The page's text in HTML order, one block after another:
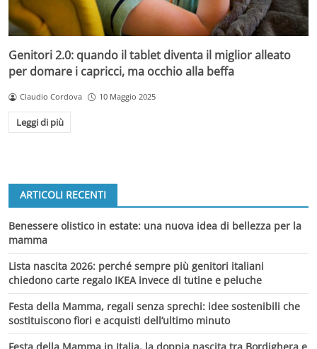
Genitori 2.0: quando il tablet diventa il miglior alleato
per domare i capricci, ma occhio alla beffa
Claudio Cordova 10 Maggio 2025
Leggi di più
ARTICOLI RECENTI
Benessere olistico in estate: una nuova idea di bellezza per la
mamma
Lista nascita 2026: perché sempre più genitori italiani
chiedono carte regalo IKEA invece di tutine e peluche
Festa della Mamma, regali senza sprechi: idee sostenibili che
sostituiscono fiori e acquisti dell’ultimo minuto
Festa della Mamma in Italia, la doppia nascita tra Bordighera e